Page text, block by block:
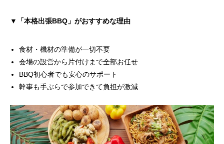
▼「本格出張BBQ」がおすすめな理由
食材・機材の準備が一切不要
会場の設営から片付けまで全部お任せ
BBQ初心者でも安心のサポート
幹事も手ぶらで参加できて負担が激減